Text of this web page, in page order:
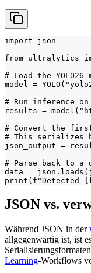
import json
from ultralytics
# Load the YOLO26
model =
# Run inference on
results =
# Convert the
# This serializes
json_output =
# Parse back to
data =
print(f"Detected
JSON vs.
Während JSON in der
allgegenwärtig ist, ist
Learning-Workflows